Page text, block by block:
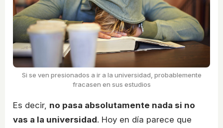
Si se ven presionados a ir a la universidad, probablemente
fracasen en sus estudios
Es decir, no pasa absolutamente nada si no
vas a la universidad. Hoy en día parece que